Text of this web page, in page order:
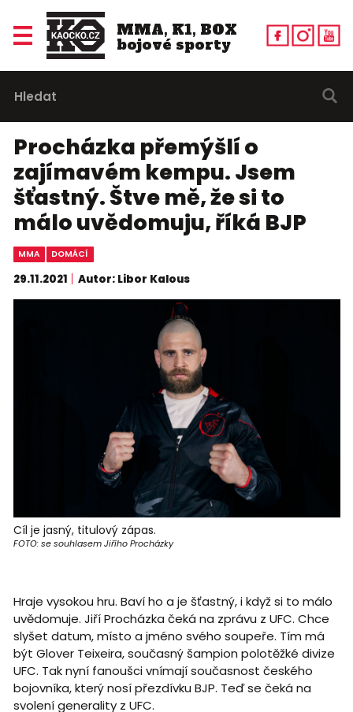
MMA, K1, BOX
bojové sporty
Procházka přemýšlí o
zajímavém kempu. Jsem
šťastný. Štve mě, že si to
málo uvědomuju, říká BJP
MMA DOMÁCÍ
29.11.2021 Autor: Libor Kalous
Cíl je jasný, titulový zápas.
FOTO: se souhlasem Jiřího Procházky
Hraje vysokou hru. Baví ho a je šťastný, i když si to málo
uvědomuje. Jiří Procházka čeká na zprávu z UFC. Chce
slyšet datum, místo a jméno svého soupeře. Tím má
být Glover Teixeira, současný šampion polotěžké divize
UFC. Tak nyní fanoušci vnímají současnost českého
bojovníka, který nosí přezdívku BJP. Teď se čeká na
svolení generality z UFC.